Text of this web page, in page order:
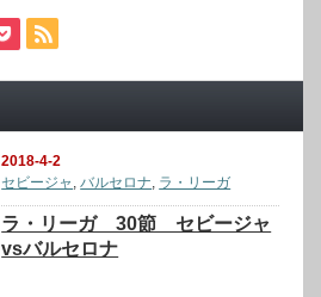
2018-4-2
セビージャ
バルセロナ ラ・リーガ
ラ・リーガ 30節 セビージャ
vsバルセロナ